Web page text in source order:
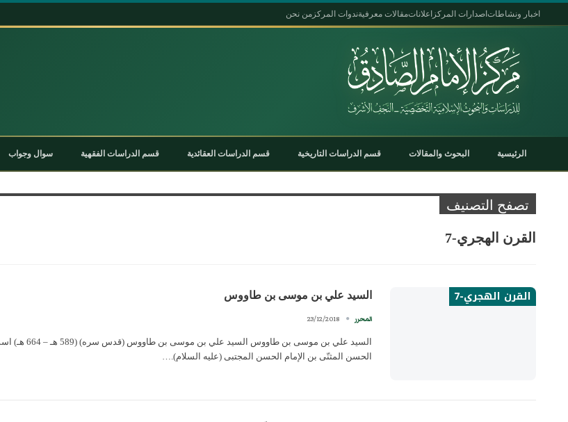
اخبار ونشاطات اصدارات المركز اعلاناتمقالات معرفيةندوات المركز من نحن
الرئيسية البحوث والمقالات قسم الدراسات التاريخية قسم الدراسات العقائدية قسم الدراسات الفقهية سوال وجواب
تصفح التصنيف
القرن الهجري-7
القرن الهجري-7 السيد علي بن موسى بن طاووس
المحرر 23/12/2018
السيد علي
الحسن المثنّى بن الإمام الحسن المجتبى (عليه السلام).…